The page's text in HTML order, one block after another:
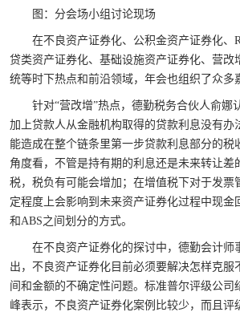
图：分会场小组讨论现场
在不良资产证券化、公积金资产证券化、
贷类资产证券化、基础设施资产证券化、营改
统等时下热点和前沿领域，年会也组织了众多
针对“营改增”热点，德勤税务合伙人俞娜
加上贷款人从金融机构取得的贷款利息没有办
能造成在整个链条里第一步贷款利息部分的税
角度看，不管是持有期的利息还是未来转让差
税，税负有可能会增加；在增值税下对于发票
定程度上会影响到未来资产证券化过程中现金
和ABS之间划分的方式。
在不良资产证券化的探讨中，德勤会计师
出，不良资产证券化目前必须要解决怎样克服
间和金额的不确定性问题。标准普尔评级公司
峰表示，不良资产证券化案例比较少，而且评